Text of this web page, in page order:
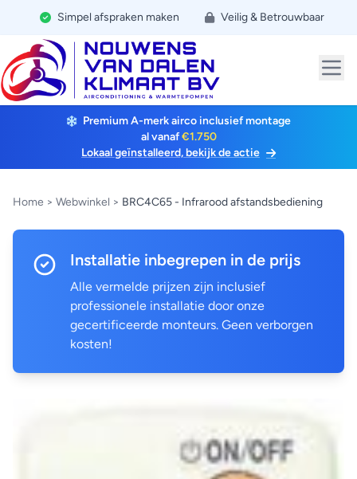
Simpel afspraken maken Veilig & Betrouwbaar
Premium A-merk airco inclusief montage
al vanaf€1.750
Lokaal geïnstalleerd, bekijk de actie
Home > Webwinkel > BRC4C65 - Infrarood afstandsbediening
Installatie inbegrepen in de prijs
Alle vermelde prijzen zijn inclusief
professionele installatie door onze
gecertificeerde monteurs. Geen verborgen
kosten!